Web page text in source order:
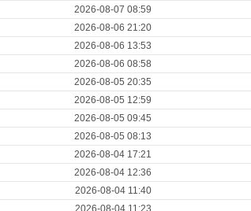
2026-08-07 08:59
2026-08-06 21:20
2026-08-06 13:53
2026-08-06 08:58
2026-08-05 20:35
2026-08-05 12:59
2026-08-05 09:45
2026-08-05 08:13
2026-08-04 17:21
2026-08-04 12:36
2026-08-04 11:40
2026-08-04 11:23